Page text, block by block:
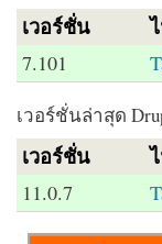
เวอร์ชั่น
7.101
เวอร์ชั่นล่าสุด
เวอร์ชั่น
11.0.7